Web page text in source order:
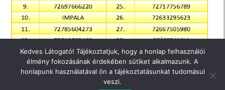
Kedves Látogató! Tájékoztatjuk, hogy a honlap felhasználói
élmény fokozásának érdekében sütiket alkalmazunk. A
honlapunk használatával ön a tájékoztatásunkat tudomásul
veszi.